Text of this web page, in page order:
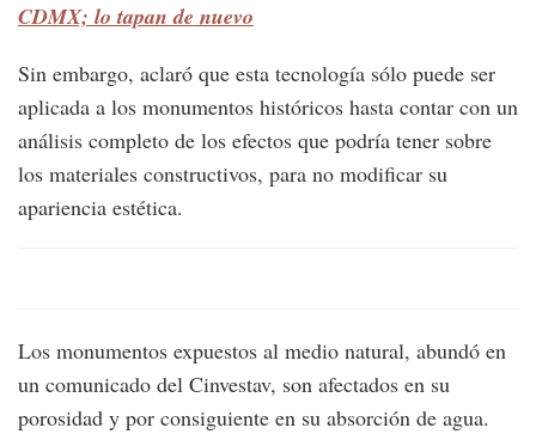
CDMX; lo tapan de nuevo
Sin embargo, aclaró que esta tecnología sólo puede ser
aplicada a los monumentos históricos hasta contar con un
análisis completo de los efectos que podría tener sobre
los materiales constructivos, para no modificar su
apariencia estética.
Los monumentos expuestos al medio natural, abundó en
un comunicado del Cinvestav, son afectados en su
porosidad y por consiguiente en su absorción de agua.